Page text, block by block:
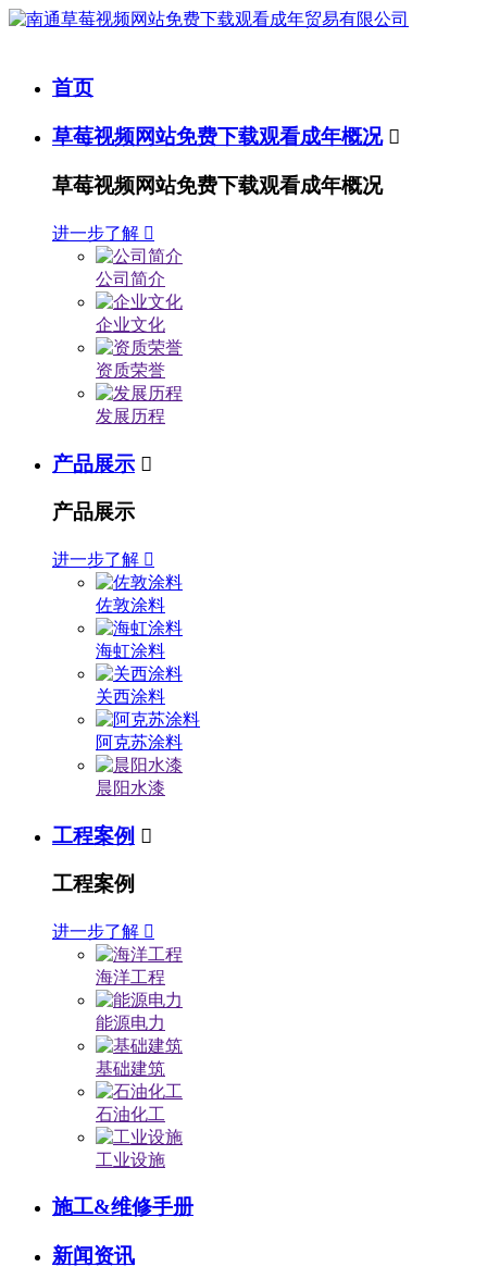
首页
草莓视频网站免费下载观看成年概况 
草莓视频网站免费下载观看成年概况
进一步了解 
公司简介
企业文化
资质荣誉
发展历程
产品展示 
产品展示
进一步了解 
佐敦涂料
海虹涂料
关西涂料
阿克苏涂料
晨阳水漆
工程案例 
工程案例
进一步了解 
海洋工程
能源电力
基础建筑
石油化工
工业设施
施工&维修手册
新闻资讯